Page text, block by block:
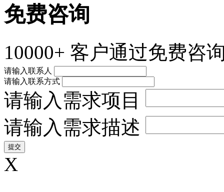
免费咨询
10000+ 客户通过免费咨
请输入联系人
请输入联系方式
请输入需求项目
请输入需求描述
X